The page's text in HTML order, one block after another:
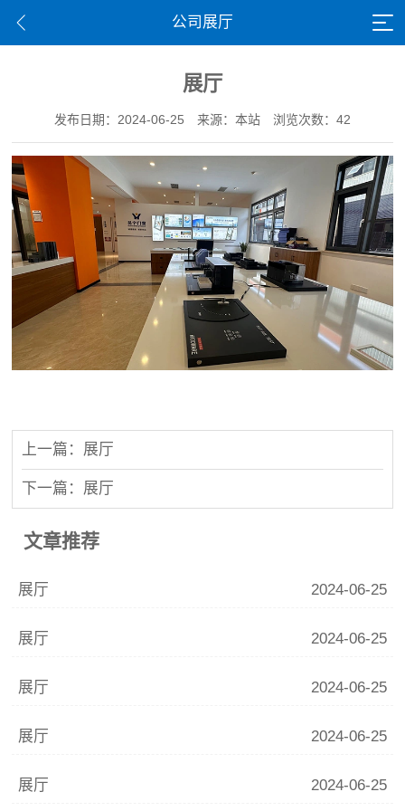
公司展厅
展厅
发布日期：2024-06-25 来源：本站 浏览次数：42
上一篇：展厅
下一篇：展厅
文章推荐
展厅 2024-06-25
展厅 2024-06-25
展厅 2024-06-25
展厅 2024-06-25
展厅 2024-06-25